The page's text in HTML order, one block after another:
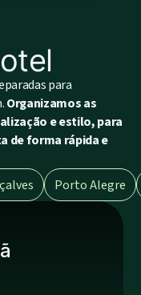
para
Organizamos as
e estilo, para
de forma rápida e
Porto Alegre